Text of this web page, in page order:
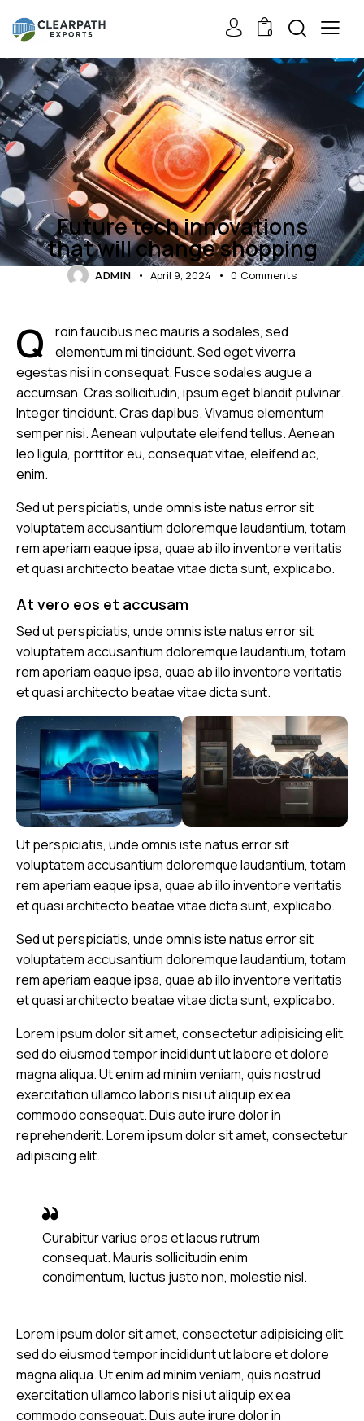
0
TIPS
Future tech innovations
that will change shopping
ADMIN April 9, 2024 0 Comments
Q
roin faucibus nec mauris a sodales, sed
elementum mi tincidunt. Sed eget viverra
egestas nisi in consequat. Fusce sodales augue a
accumsan. Cras sollicitudin, ipsum eget blandit pulvinar.
Integer tincidunt. Cras dapibus. Vivamus elementum
semper nisi. Aenean vulputate eleifend tellus. Aenean
leo ligula, porttitor eu, consequat vitae, eleifend ac,
enim.
Sed ut perspiciatis, unde omnis iste natus error sit
voluptatem accusantium doloremque laudantium, totam
rem aperiam eaque ipsa, quae ab illo inventore veritatis
et quasi architecto beatae vitae dicta sunt, explicabo.
At vero eos et accusam
Sed ut perspiciatis, unde omnis iste natus error sit
voluptatem accusantium doloremque laudantium, totam
rem aperiam eaque ipsa, quae ab illo inventore veritatis
et quasi architecto beatae vitae dicta sunt.
Ut perspiciatis, unde omnis iste natus error sit
voluptatem accusantium doloremque laudantium, totam
rem aperiam eaque ipsa, quae ab illo inventore veritatis
et quasi architecto beatae vitae dicta sunt, explicabo.
Sed ut perspiciatis, unde omnis iste natus error sit
voluptatem accusantium doloremque laudantium, totam
rem aperiam eaque ipsa, quae ab illo inventore veritatis
et quasi architecto beatae vitae dicta sunt, explicabo.
Lorem ipsum dolor sit amet, consectetur adipisicing elit,
sed do eiusmod tempor incididunt ut labore et dolore
magna aliqua. Ut enim ad minim veniam, quis nostrud
exercitation ullamco laboris nisi ut aliquip ex ea
commodo consequat. Duis aute irure dolor in
reprehenderit. Lorem ipsum dolor sit amet, consectetur
adipiscing elit.
Curabitur varius eros et lacus rutrum
consequat. Mauris sollicitudin enim
condimentum, luctus justo non, molestie nisl.
Lorem ipsum dolor sit amet, consectetur adipisicing elit,
sed do eiusmod tempor incididunt ut labore et dolore
magna aliqua. Ut enim ad minim veniam, quis nostrud
exercitation ullamco laboris nisi ut aliquip ex ea
commodo consequat. Duis aute irure dolor in